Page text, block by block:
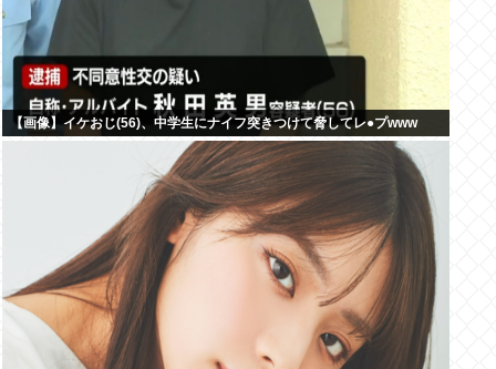
【画像】イケおじ(56)、中学生にナイフ突きつけて脅してレ●プwww